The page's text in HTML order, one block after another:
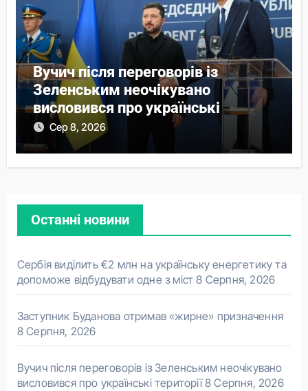
Вучич після переговорів із
Зеленським неочікувано
висловився про українські
території
Сер 8, 2026
Останні новини
Сербія виділить €2 млн на українську енергетику та
допоможе відбудувати одне з міст 8 Серпня, 2026
Заступник Буданова отримав «жирне» призначення
8 Серпня, 2026
Вучич після переговорів із Зеленським неочікувано
висловився про українські території 8 Серпня, 2026